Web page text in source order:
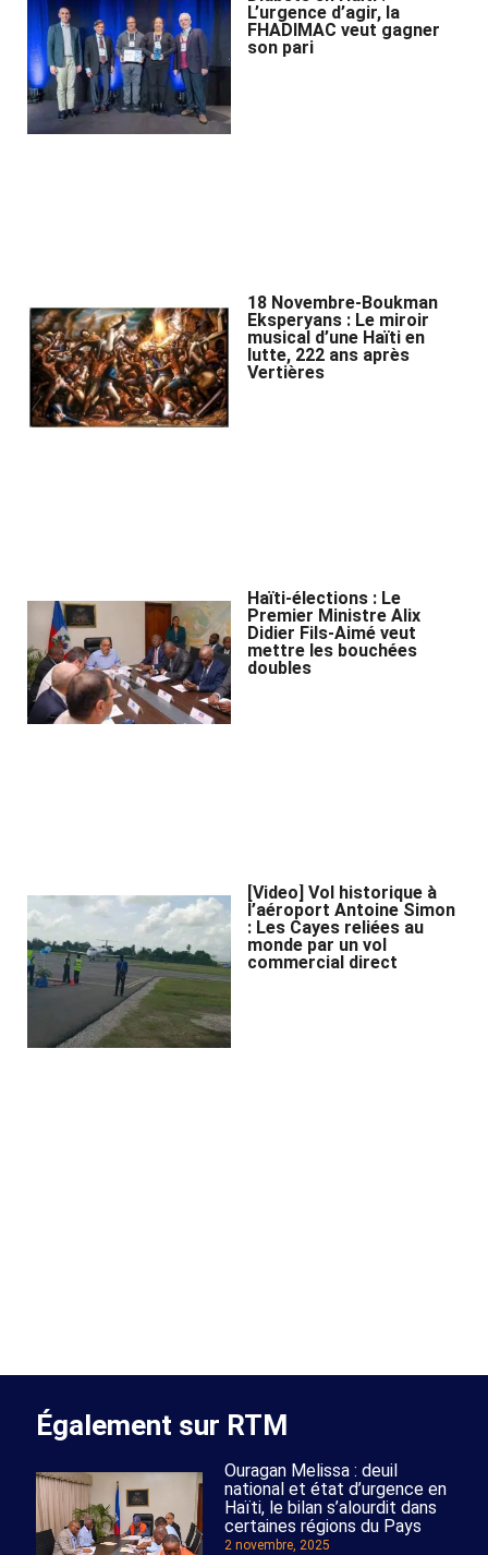
L’urgence d’agir, la
FHADIMAC veut gagner
son pari
18 Novembre-Boukman
Eksperyans : Le miroir
musical d’une Haïti en
lutte, 222 ans après
Vertières
Haïti-élections : Le
Premier Ministre Alix
Didier Fils-Aimé veut
mettre les bouchées
doubles
[Video] Vol historique à
l’aéroport Antoine Simon
: Les Cayes reliées au
monde par un vol
commercial direct
Également sur RTM
Ouragan Melissa : deuil
national et état d’urgence en
Haïti, le bilan s’alourdit dans
certaines régions du Pays
2 novembre, 2025